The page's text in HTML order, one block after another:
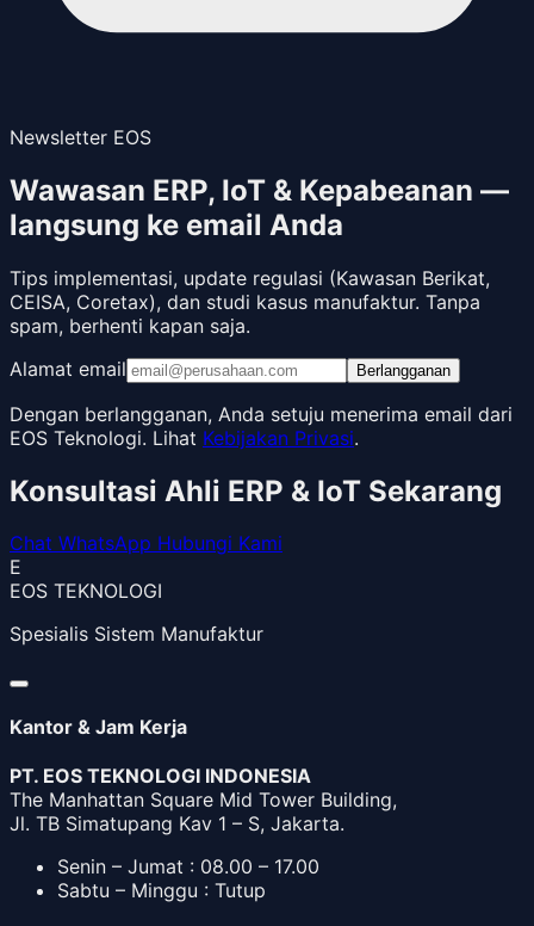
Newsletter EOS
Wawasan ERP, IoT & Kepabeanan —
langsung ke email Anda
Tips implementasi, update regulasi (Kawasan Berikat,
CEISA, Coretax), dan studi kasus manufaktur. Tanpa
spam, berhenti kapan saja.
Alamat email
Berlangganan
Dengan berlangganan, Anda setuju menerima email dari
EOS Teknologi. Lihat Kebijakan Privasi.
Konsultasi Ahli ERP & IoT Sekarang
Chat WhatsApp Hubungi Kami
E
EOS TEKNOLOGI
Spesialis Sistem Manufaktur
Kantor & Jam Kerja
PT. EOS TEKNOLOGI INDONESIA
The Manhattan Square Mid Tower Building,
Jl. TB Simatupang Kav 1 – S, Jakarta.
Senin – Jumat : 08.00 – 17.00
Sabtu – Minggu : Tutup